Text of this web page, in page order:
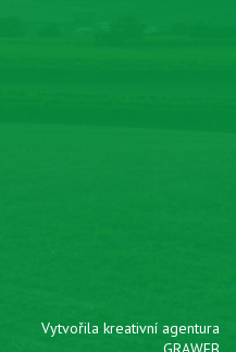
Vytvořila kreativní agentura